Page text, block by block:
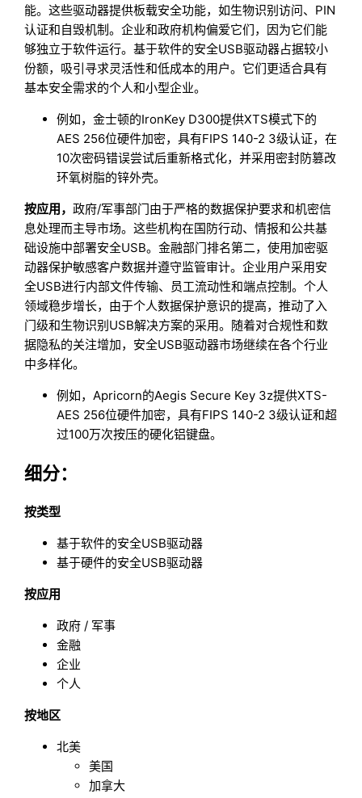
能。这些驱动器提供板载安全功能，如生物识别访问、PIN
认证和自毁机制。企业和政府机构偏爱它们，因为它们能
够独立于软件运行。基于软件的安全USB驱动器占据较小
份额，吸引寻求灵活性和低成本的用户。它们更适合具有
基本安全需求的个人和小型企业。
例如，金士顿的IronKey D300提供XTS模式下的
AES 256位硬件加密，具有FIPS 140-2 3级认证，在
10次密码错误尝试后重新格式化，并采用密封防篡改
环氧树脂的锌外壳。
按应用，政府/军事部门由于严格的数据保护要求和机密信
息处理而主导市场。这些机构在国防行动、情报和公共基
础设施中部署安全USB。金融部门排名第二，使用加密驱
动器保护敏感客户数据并遵守监管审计。企业用户采用安
全USB进行内部文件传输、员工流动性和端点控制。个人
领域稳步增长，由于个人数据保护意识的提高，推动了入
门级和生物识别USB解决方案的采用。随着对合规性和数
据隐私的关注增加，安全USB驱动器市场继续在各个行业
中多样化。
例如，Apricorn的Aegis Secure Key 3z提供XTS-
AES 256位硬件加密，具有FIPS 140-2 3级认证和超
过100万次按压的硬化铝键盘。
细分：
按类型
基于软件的安全USB驱动器
基于硬件的安全USB驱动器
按应用
政府 / 军事
金融
企业
个人
按地区
北美
美国
加拿大